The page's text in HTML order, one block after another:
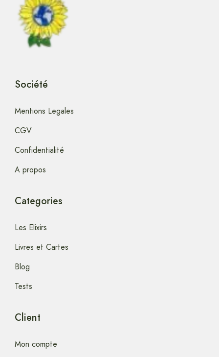
Société
Mentions Legales
CGV
Confidentialité
A propos
Categories
Les Elixirs
Livres et Cartes
Blog
Tests
Client
Mon compte